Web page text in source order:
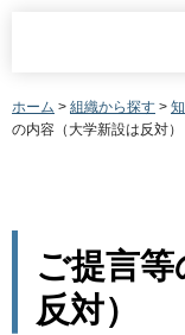
ホーム > 組織から探す >
の内容（大学新設は反対）
ご提言
反対）